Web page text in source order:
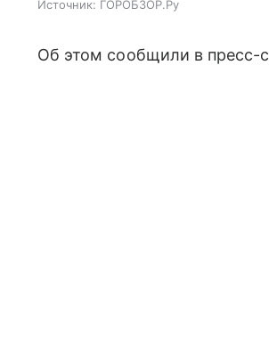
Источник: ГОРОБЗОР.Ру
Об этом сообщили в пресс-